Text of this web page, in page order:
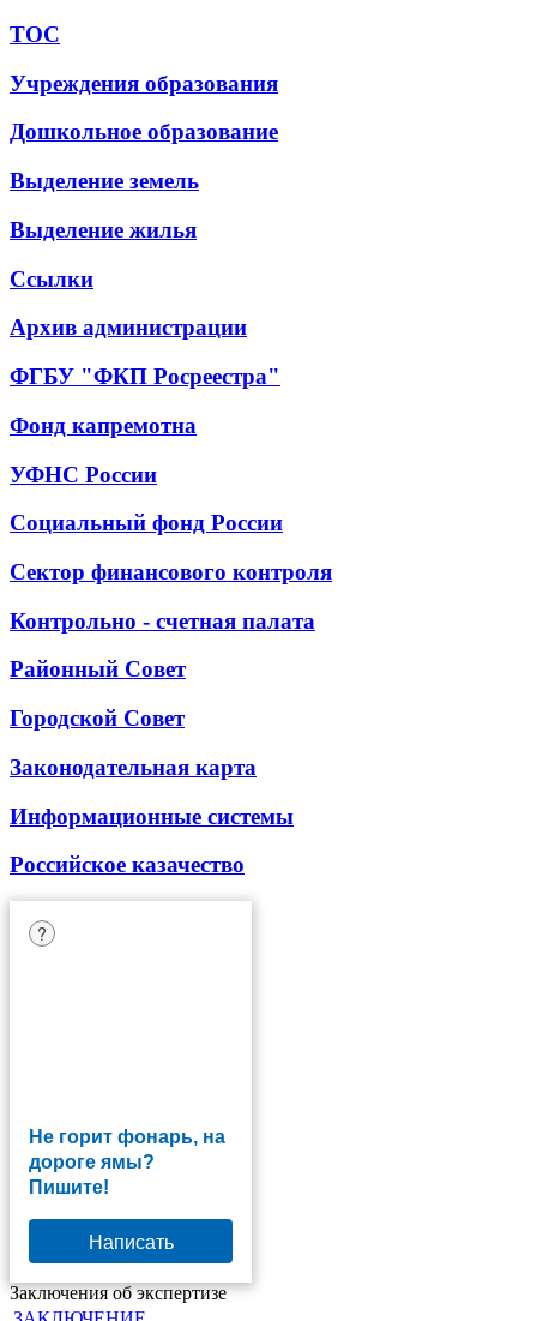
ТОС
Учреждения образования
Дошкольное образование
Выделение земель
Выделение жилья
Ссылки
Архив администрации
ФГБУ "ФКП Росреестра"
Фонд капремотна
УФНС России
Социальный фонд России
Сектор финансового контроля
Контрольно - счетная палата
Районный Совет
Городской Совет
Законодательная карта
Информационные системы
Российское казачество
Не горит фонарь, на
дороге ямы?
Пишите!
Написать
?
Заключения об экспертизе